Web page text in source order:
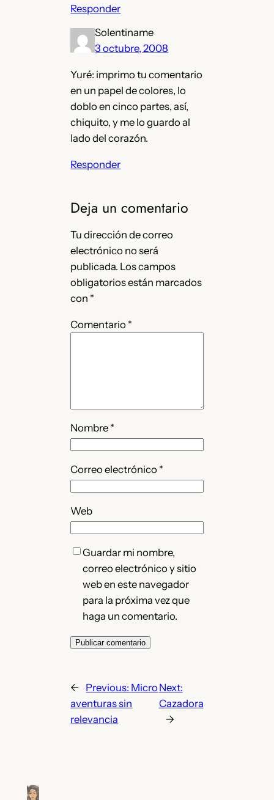
Responder
Solentiname
3 octubre, 2008
Yuré: imprimo tu comentario
en un papel de colores, lo
doblo en cinco partes, así,
chiquito, y me lo guardo al
lado del corazón.
Responder
Deja un comentario
Tu dirección de correo
electrónico no será
publicada. Los campos
obligatorios están marcados
con *
Comentario *
Nombre *
Correo electrónico *
Web
Guardar mi nombre,
correo electrónico y sitio
web en este navegador
para la próxima vez que
haga un comentario.
← Previous: Micro
aventuras sin
relevancia
Next:
Cazadora
→